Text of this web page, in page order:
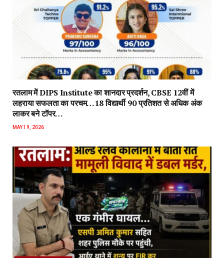
रतलाम में DIPS Institute का शानदार प्रदर्शन, CBSE 12वीं में
लहराया सफलता का परचम…18 विद्यार्थी 90 प्रतिशत से अधिक अंक
लाकर बने टॉपर…
MAY 19, 2026